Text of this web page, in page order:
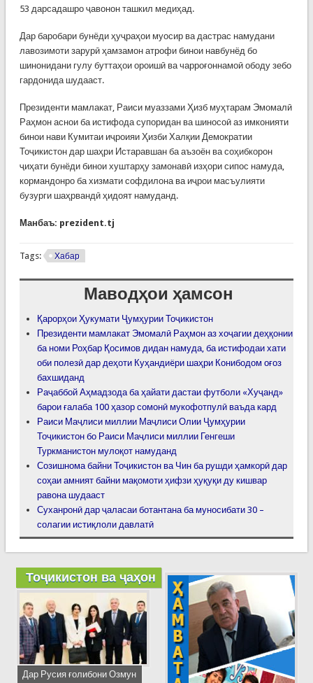
53 дарсадашро ҷавонон ташкил медиҳад.
Дар баробари бунёди ҳуҷраҳои муосир ва дастрас намудани
лавозимоти зарурӣ ҳамзамон атрофи бинои навбунёд бо
шинонидани гулу буттаҳои ороишӣ ва чарроғоннамоӣ ободу зебо
гардонида шудааст.
Президенти мамлакат, Раиси муаззами Ҳизб муҳтарам Эмомалӣ
Раҳмон аснои ба истифода супоридан ва шиносоӣ аз имконияти
бинои нави Кумитаи иҷроияи Ҳизби Халқии Демократии
Тоҷикистон дар шаҳри Истаравшан ба аъзоён ва соҳибкорон
ҷиҳати бунёди бинои хуштарҳу замонавӣ изҳори сипос намуда,
кормандонро ба хизмати софдилона ва иҷрои масъулияти
бузурги шаҳрвандӣ ҳидоят намуданд.
Манбаъ: prezident.tj
Tags: Хабар
Маводҳои ҳамсон
Қарорҳои Ҳукумати Ҷумҳурии Тоҷикистон
Президенти мамлакат Эмомалӣ Раҳмон аз хоҷагии деҳқонии
ба номи Роҳбар Қосимов дидан намуда, ба истифодаи хати
оби полезӣ дар деҳоти Куҳандиëри шаҳри Конибодом оғоз
бахшиданд
Раҷаббой Аҳмадзода ба ҳайати дастаи футболи «Хуҷанд»
барои ғалаба 100 ҳазор сомонӣ мукофотпулӣ ваъда кард
Раиси Маҷлиси миллии Маҷлиси Олии Ҷумҳурии
Тоҷикистон бо Раиси Маҷлиси миллии Генгеши
Туркманистон мулоқот намуданд
Созишнома байни Тоҷикистон ва Чин ба рушди ҳамкорӣ дар
соҳаи амният байни мақомоти ҳифзи ҳуқуқи ду кишвар
равона шудааст
Суханронӣ дар ҷаласаи ботантана ба муносибати 30 –
солагии истиқлоли давлатӣ
Тоҷикистон ва ҷаҳон
Дар Русия ғолибони Озмун